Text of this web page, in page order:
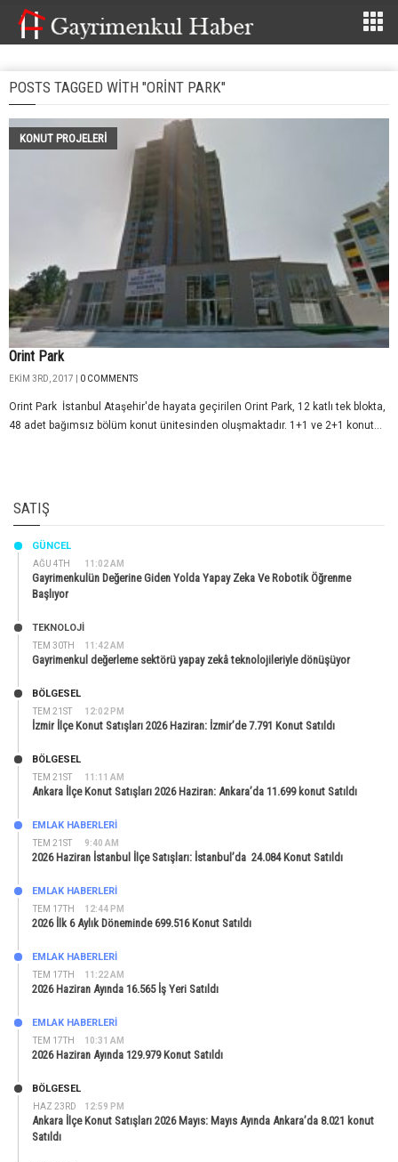
POSTS TAGGED WITH "ORINT PARK"
KONUT PROJELERI
Orint Park
EKIM 3RD, 2017 | 0 COMMENTS
Orint Park İstanbul Ataşehir'de hayata geçirilen Orint Park, 12 katlı tek blokta,
48 adet bağımsız bölüm konut ünitesinden oluşmaktadır. 1+1 ve 2+1 konut...
SATIŞ
AĞU 4TH 11:02 AM
GÜNCEL
Gayrimenkulün Değerine Giden Yolda Yapay Zeka Ve Robotik Öğrenme
Başlıyor
TEM 30TH 11:42 AM
TEKNOLOJİ
Gayrimenkul değerleme sektörü yapay zekâ teknolojileriyle dönüşüyor
TEM 21ST 12:02 PM
BÖLGESEL
İzmir İlçe Konut Satışları 2026 Haziran: İzmir’de 7.791 Konut Satıldı
TEM 21ST 11:11 AM
BÖLGESEL
Ankara İlçe Konut Satışları 2026 Haziran: Ankara’da 11.699 konut Satıldı
TEM 21ST 9:40 AM
EMLAK HABERLERI
2026 Haziran İstanbul İlçe Satışları: İstanbul’da 24.084 Konut Satıldı
TEM 17TH 12:44 PM
EMLAK HABERLERI
2026 İlk 6 Aylık Döneminde 699.516 Konut Satıldı
TEM 17TH 11:22 AM
EMLAK HABERLERI
2026 Haziran Ayında 16.565 İş Yeri Satıldı
TEM 17TH 10:31 AM
EMLAK HABERLERI
2026 Haziran Ayında 129.979 Konut Satıldı
HAZ 23RD 12:59 PM
BÖLGESEL
Ankara İlçe Konut Satışları 2026 Mayıs: Mayıs Ayında Ankara’da 8.021 konut
Satıldı